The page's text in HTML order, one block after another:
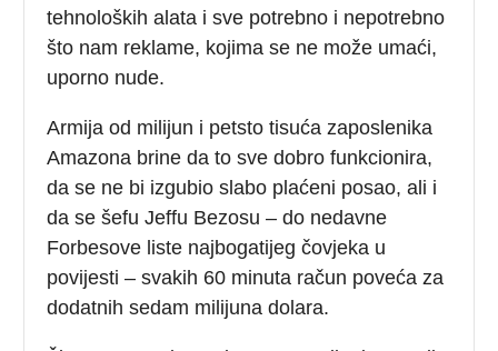
tehnoloških alata i sve potrebno i nepotrebno
što nam reklame, kojima se ne može umaći,
uporno nude.
Armija od milijun i petsto tisuća zaposlenika
Amazona brine da to sve dobro funkcionira,
da se ne bi izgubio slabo plaćeni posao, ali i
da se šefu Jeffu Bezosu – do nedavne
Forbesove liste najbogatijeg čovjeka u
povijesti – svakih 60 minuta račun poveća za
dodatnih sedam milijuna dolara.